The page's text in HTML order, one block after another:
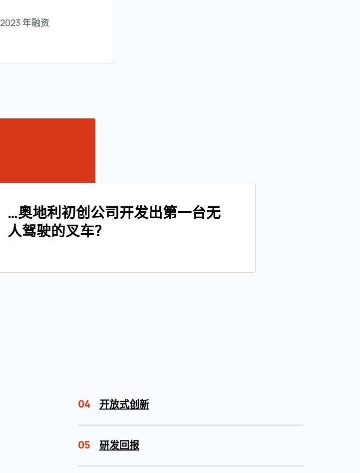
2023 年融资
…奥地利初创公司开发出第一台无
人驾驶的叉车？
04 开放式创新
05 研发回报